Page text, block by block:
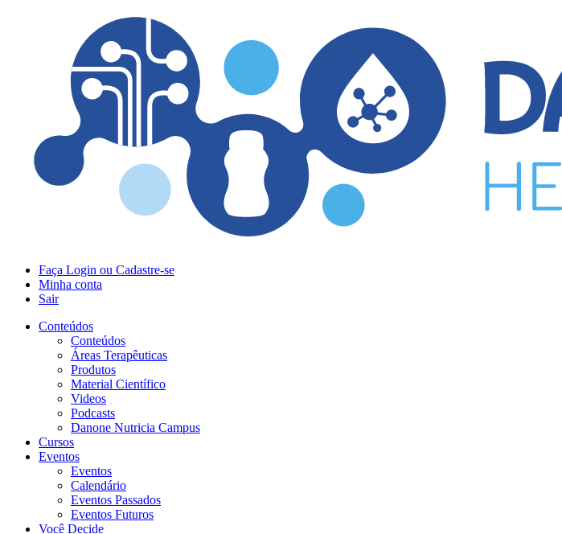
Faça Login ou Cadastre-se
Minha conta
Sair
Conteúdos
Conteúdos
Áreas Terapêuticas
Produtos
Material Científico
Videos
Podcasts
Danone Nutricia Campus
Cursos
Eventos
Eventos
Calendário
Eventos Passados
Eventos Futuros
Você Decide